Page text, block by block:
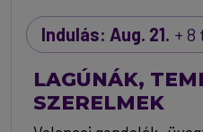
Indulás: Aug. 21. +
LAGÚNÁK,
SZERELMEK